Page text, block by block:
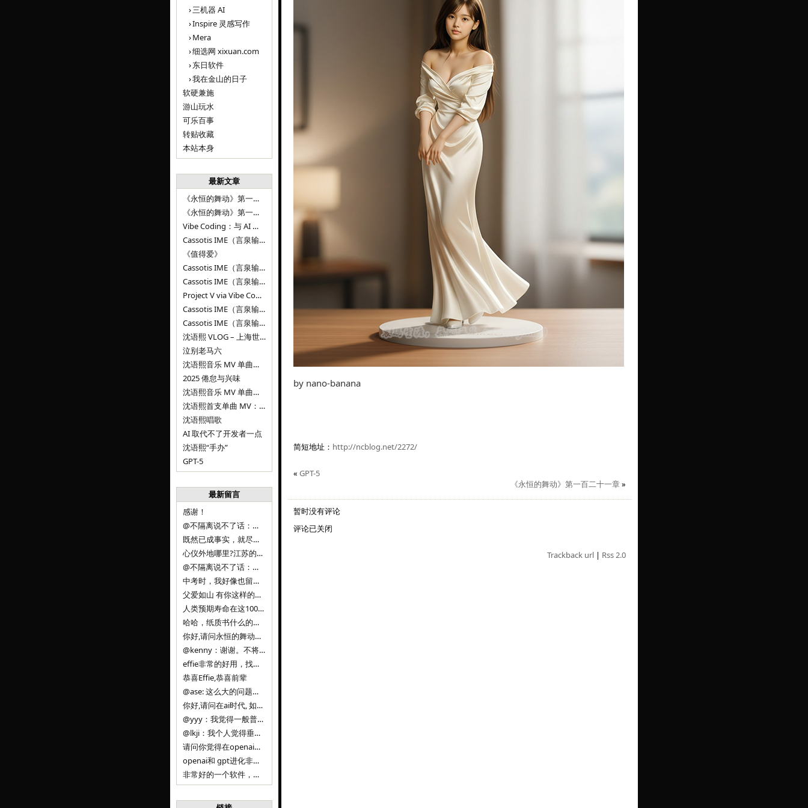
三机器 AI
Inspire 灵感写作
Mera
细选网 xixuan.com
东日软件
我在金山的日子
软硬兼施
游山玩水
可乐百事
转贴收藏
本站本身
最新文章
《永恒的舞动》第一百二十八章
《永恒的舞动》第一百二十七章
Vibe Coding：与 AI 并肩进步——言泉输入法 v0.4.1
Cassotis IME（言泉输入法）v0.3.1
《值得爱》
Cassotis IME（言泉输入法）v0.2.0
Cassotis IME（言泉输入法）v0.1.0
Project V via Vibe Coding
Cassotis IME（言泉输入法）阶段二
Cassotis IME（言泉输入法）
沈语熙 VLOG – 上海世博文化公园双子山
泣别老马六
沈语熙音乐 MV 单曲第三弹：代码与白T恤
2025 倦怠与兴味
沈语熙音乐 MV 单曲第二弹：优雅时间
沈语熙首支单曲 MV：告别的倒影
沈语熙唱歌
AI 取代不了开发者一点
沈语熙“手办”
GPT-5
最新留言
感谢！
@不隔离说不了话：浙江的
既然已成事实，就尽量接受了。 事情未能如愿已是不幸，没必要为此反复纠结来进行不必要的自我惩罚。 之前问过家里的小朋友是否想学编
心仪外地哪里?江苏的？顺其自然，全面发展才是。
@不隔离说不了话：确实，一晃三年。
中考时，我好像也留言过的，可乐好像和我们考得差不多。 一晃三年，我们江苏24年，物化生612分，女孩。 其实高考只是长跑的
父爱如山 有你这样的父亲做后盾，可乐未来的路一定会走得踏实又精彩
人类预期寿命在这100年，每2-3年增长一岁，到你们这一代大概率能到100岁，46岁还是正当年,可能不是八九点中的太阳了，但还是1
哈哈，纸质书什么的目前没有打算和计划，微信读书我不太熟悉，研究看看。目前，我只发在自己博客和起点上。关于小说内容方面，谢谢你的建议
你好,请问永恒的舞动什么时候可以出版纸质书,或者登陆微信读书.另外小说内容能不能更大气一些,不要只是局限于与一对男女的爱情和ai安
@kenny：谢谢。不将GIF显示为动图，主要是考虑到Effie本身的“极简、无干扰”的设计哲学，动图无疑是“干扰”之一。
effie非常的好用，找了很多年，终于找到这款，已经推荐给身边不少朋友使用和付费。有个小建议，文档里面是否可以增加gif的动图显示
恭喜Effie,恭喜前辈
@ase: 这么大的问题，我觉得我并没有答案。又或者说，每个人（公司）有自己的答案。
你好,请问在ai时代, 如何做软件. 是像以前那样,先构建软件的功能界面和服务,比如Office,嘀嘀打车,airbnb那样的界面
@yyy：我觉得一般普通人（非技术类以及非AI专业领域的人）会接触到的大语言模型肯定是大厂的超级模型。开源模型以后会更多被用在垂直
@lkji：我个人觉得垂直模型会自成一条发展线路的。AI 落地实际应用，一定还是垂直领域会更多。只是，垂直领域每个领域都不大，所以
请问你觉得在openai大语言模型一日千里的情况下，人们还需要去了解学习理解使用开源模型吗，还是说只需要使用openai的大语言模
openai和 gpt进化非常快， 还有垂直模型的机会吗
非常好的一个软件，恭喜。
by nano-banana
简短地址： http://ncblog.net/2272/
« GPT-5
《永恒的舞动》第一百二十一章»
暂时没有评论
评论已关闭
Trackback url | Rss 2.0